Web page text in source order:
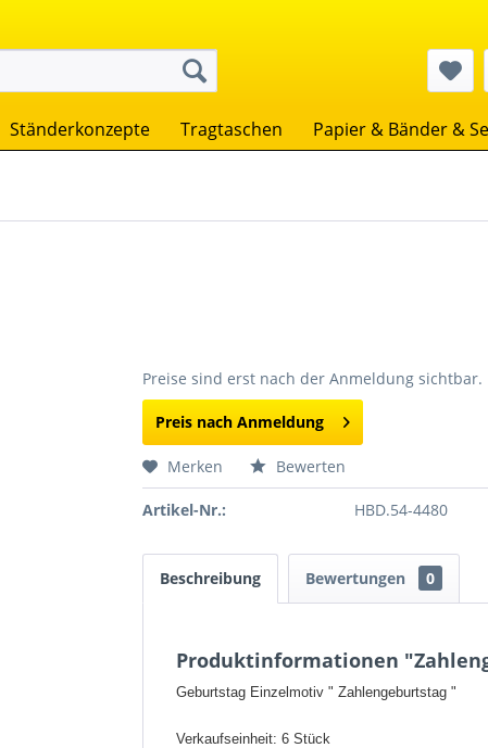
Ständerkonzepte Tragtaschen Papier & Bänder &
Preise sind erst nach der Anmeldung sichtbar.
Preis nach Anmeldung
Merken Bewerten
Artikel-Nr.: HBD.54-4480
Beschreibung Bewertungen 0
Produktinformationen
Geburtstag Einzelmotiv " Zahlengeburtstag "
Verkaufseinheit: 6 Stück